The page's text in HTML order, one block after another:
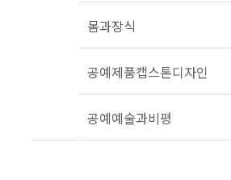
몸과장식
공예제품캡스톤디자인
공예예술과비평